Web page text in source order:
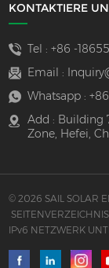
KONTAKTIERE
Tel : +86 -
Email :
Whatsapp :
Add : Building
Zone, Hefei,
© 2026 SAIL SOLAR
SEITENVERZEICHNIS
IPv6 NETZWERK